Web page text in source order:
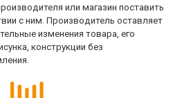
или магазин поставить
с ним. Производитель оставляет
изменения товара, его
конструкции без